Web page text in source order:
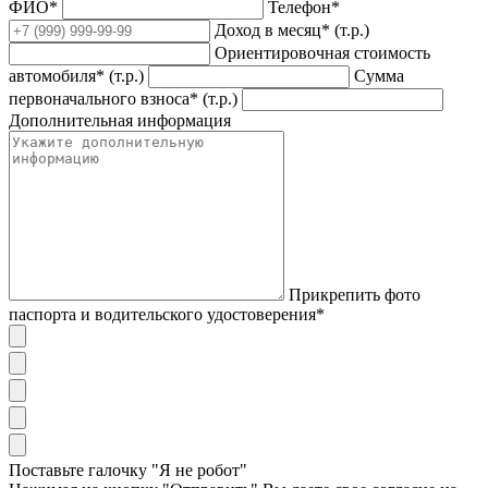
ФИО*
Телефон*
Доход в месяц* (т.р.)
Ориентировочная стоимость
автомобиля* (т.р.)
Сумма
первоначального взноса* (т.р.)
Дополнительная информация
Прикрепить фото
паспорта и водительского удостоверения*
Поставьте галочку "Я не робот"